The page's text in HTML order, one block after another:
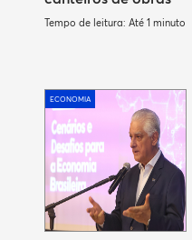
Tempo de leitura: Até 1 minuto
ECONOMIA